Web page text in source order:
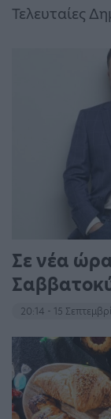
Τελευταίες
Σε νέα
20:14 - 15